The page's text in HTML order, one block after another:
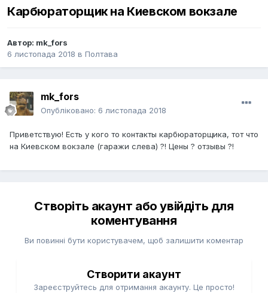
Карбюраторщик на Киевском вокзале
Автор: mk_fors
6 листопада 2018 в Полтава
mk_fors
Опубліковано: 6 листопада 2018
Приветствую! Есть у кого то контакты карбюраторщика, тот что
на Киевском вокзале (гаражи слева) ?! Цены ? отзывы ?!
Створіть акаунт або увійдіть для
коментування
Ви повинні бути користувачем, щоб залишити коментар
Створити акаунт
Зареєструйтесь для отримання акаунту. Це просто!